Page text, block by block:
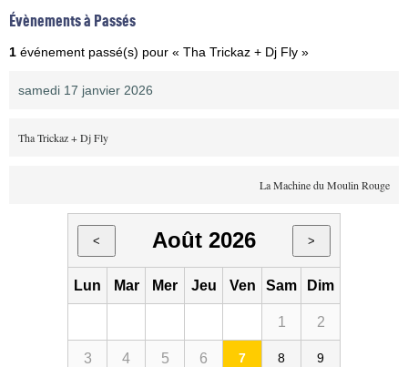
Évènements à Passés
1 événement passé(s) pour « Tha Trickaz + Dj Fly »
samedi 17 janvier 2026
Tha Trickaz + Dj Fly
La Machine du Moulin Rouge
< Août 2026 >
Lun Mar Mer Jeu Ven Sam Dim
1 2
3 4 5 6 7 8 9